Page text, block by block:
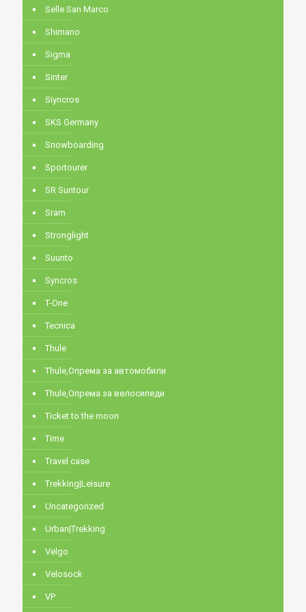
Selle San Marco
Shimano
Sigma
Sinter
Siyncros
SKS Germany
Snowboarding
Sportourer
SR Suntour
Sram
Stronglight
Suunto
Syncros
T-One
Tecnica
Thule
Thule,Опрема за автомобили
Thule,Опрема за велосипеди
Ticket to the moon
Time
Travel case
Trekking|Leisure
Uncategorized
Urban|Trekking
Velgo
Velosock
VP